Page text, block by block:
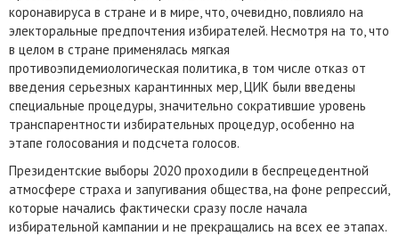
коронавируса в стране и в мире, что, очевидно, повлияло на
электоральные предпочтения избирателей. Несмотря на то, что
в целом в стране применялась мягкая
противоэпидемиологическая политика, в том числе отказ от
введения серьезных карантинных мер, ЦИК были введены
специальные процедуры, значительно сократившие уровень
транспарентности избирательных процедур, особенно на
этапе голосования и подсчета голосов.
Президентские выборы 2020 проходили в беспрецедентной
атмосфере страха и запугивания общества, на фоне репрессий,
которые начались фактически сразу после начала
избирательной кампании и не прекращались на всех ее этапах.